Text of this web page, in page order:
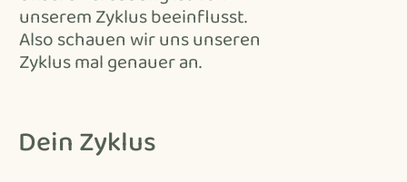
unserem Zyklus beeinflusst.
Also schauen wir uns unseren
Zyklus mal genauer an.
Dein Zyklus